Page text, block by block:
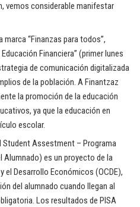
vemos considerable manifestar
“Finanzas para todos”,
Financiera” (primer lunes
de comunicación digitalizada
de la población. A Finantzaz
la promoción de la educación
ya que la educación en
escolar.
Assestment – Programa
Alumnado) es un proyecto de la
el Desarrollo Económicos (OCDE),
del alumnado cuando llegan al
Los resultados de PISA